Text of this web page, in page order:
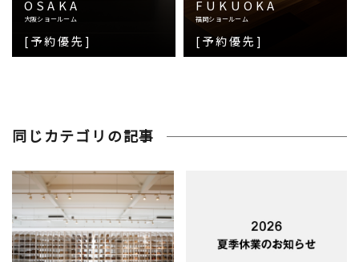
OSAKA
大阪ショールーム
[予約優先]
FUKUOKA
福岡ショールーム
[予約優先]
同じカテゴリの記事